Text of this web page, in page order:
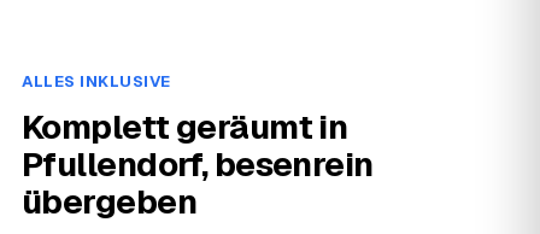
ALLES INKLUSIVE
Komplett geräumt in
Pfullendorf, besenrein
übergeben